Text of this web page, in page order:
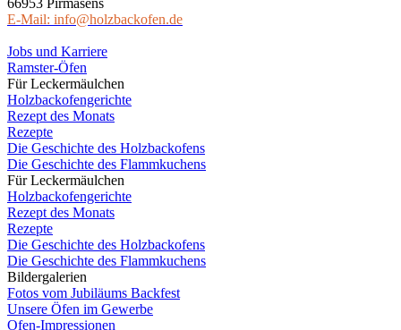
66953 Pirmasens
E-Mail: info@holzbackofen.de
Jobs und Karriere
Ramster-Öfen
Für Leckermäulchen
Holzbackofengerichte
Rezept des Monats
Rezepte
Die Geschichte des Holzbackofens
Die Geschichte des Flammkuchens
Für Leckermäulchen
Holzbackofengerichte
Rezept des Monats
Rezepte
Die Geschichte des Holzbackofens
Die Geschichte des Flammkuchens
Bildergalerien
Fotos vom Jubiläums Backfest
Unsere Öfen im Gewerbe
Ofen-Impressionen